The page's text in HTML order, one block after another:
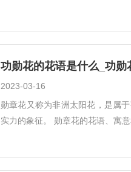
功勋花的花语是什么_功勋
2023-03-16
勋章花又称为非洲太阳花，是属
实力的象征。 勋章花的花语、寓